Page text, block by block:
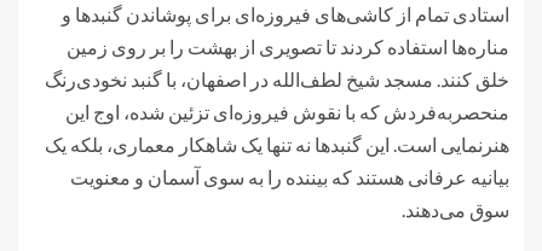
استادی تمام از کاشی‌های فیروزه‌ای برای پوشاندن گنبدها و
مناره‌ها استفاده کردند تا تصویری از بهشت را بر روی زمین
خلق کنند. مسجد شیخ لطف‌الله در اصفهان، با گنبد نخودی‌رنگ
منحصربه‌فردش که با نقوش فیروزه‌ای تزئین شده، اوج این
هنرنمایی است. این گنبدها نه تنها یک شاهکار معماری، بلکه یک
بیانیه عرفانی هستند که بیننده را به سوی آسمان و معنویت
سوق می‌دهند.